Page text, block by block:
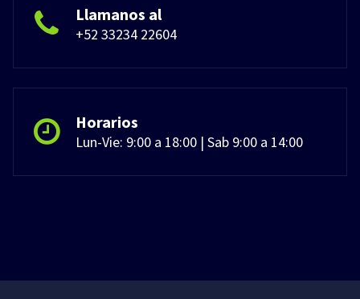
Llamanos al
+52 33234 22604
Horarios
Lun-Vie: 9:00 a 18:00 | Sab 9:00 a 14:00